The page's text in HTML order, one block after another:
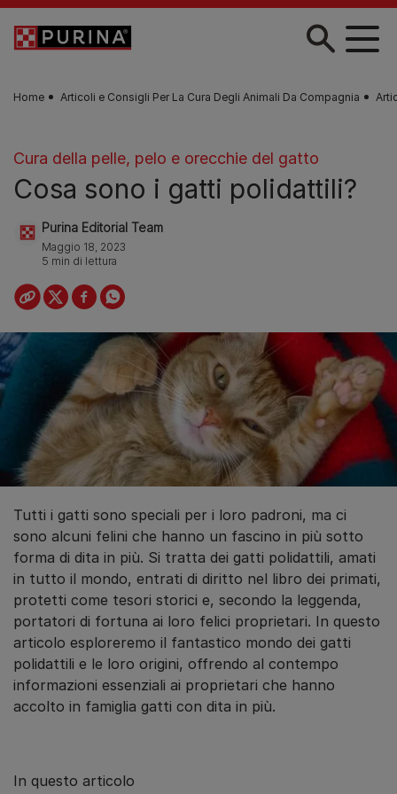
Skip to main content
Home Articoli e Consigli Per La Cura Degli Animali Da Compagnia
Cura della pelle, pelo e orecchie del gatto
Cosa sono i gatti polidattili?
Purina Editorial Team
Maggio 18, 2023
5 min di lettura
Tutti i gatti sono speciali per i loro padroni, ma ci
sono alcuni felini che hanno un fascino in più sotto
forma di dita in più. Si tratta dei gatti polidattili, amati
in tutto il mondo, entrati di diritto nel libro dei primati,
protetti come tesori storici e, secondo la leggenda,
portatori di fortuna ai loro felici proprietari. In questo
articolo esploreremo il fantastico mondo dei gatti
polidattili e le loro origini, offrendo al contempo
informazioni essenziali ai proprietari che hanno
accolto in famiglia gatti con dita in più.
In questo articolo